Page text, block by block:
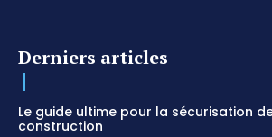
Derniers articles
Le guide ultime pour la sécurisation
construction